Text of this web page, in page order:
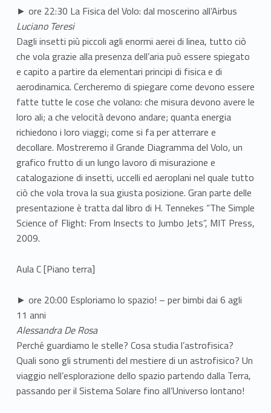
► ore 22:30 La Fisica del Volo: dal moscerino all’Airbus
Luciano Teresi
Dagli insetti più piccoli agli enormi aerei di linea, tutto ciò
che vola grazie alla presenza dell’aria può essere spiegato
e capito a partire da elementari principi di fisica e di
aerodinamica. Cercheremo di spiegare come devono essere
fatte tutte le cose che volano: che misura devono avere le
loro ali; a che velocità devono andare; quanta energia
richiedono i loro viaggi; come si fa per atterrare e
decollare. Mostreremo il Grande Diagramma del Volo, un
grafico frutto di un lungo lavoro di misurazione e
catalogazione di insetti, uccelli ed aeroplani nel quale tutto
ciò che vola trova la sua giusta posizione. Gran parte delle
presentazione è tratta dal libro di H. Tennekes “The Simple
Science of Flight: From Insects to Jumbo Jets”, MIT Press,
2009.
Aula C [Piano terra]
► ore 20:00 Esploriamo lo spazio! – per bimbi dai 6 agli
11 anni
Alessandra De Rosa
Perché guardiamo le stelle? Cosa studia l’astrofisica?
Quali sono gli strumenti del mestiere di un astrofisico? Un
viaggio nell’esplorazione dello spazio partendo dalla Terra,
passando per il Sistema Solare fino all’Universo lontano!